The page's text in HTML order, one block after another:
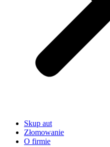
Skup aut
Złomowanie
O firmie